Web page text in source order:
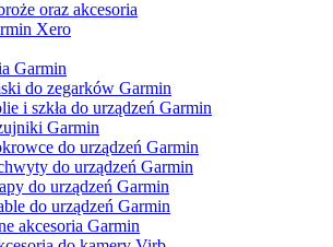
oraz akcesoria
Xero
Garmin
do zegarków Garmin
i szkła do urządzeń Garmin
Garmin
do urządzeń Garmin
do urządzeń Garmin
do urządzeń Garmin
do urządzeń Garmin
akcesoria Garmin